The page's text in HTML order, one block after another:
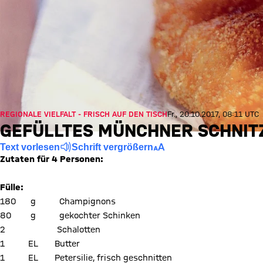
REGIONALE VIELFALT - FRISCH AUF DEN TISCHFr., 20.10.2017, 08:11 UTC
GEFÜLLTES MÜNCHNER
Text vorlesen Schrift vergrößern
Zutaten für 4 Personen:
Fülle:
180 g Champignons
80 g gekochter Schinken
2 Schalotten
1 EL Butter
1 EL Petersilie, frisch geschnitten